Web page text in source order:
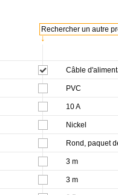
↓
Rechercher un autre
Câble
PVC
10 A
Nickel
Rond, paquet
3 m
3 m